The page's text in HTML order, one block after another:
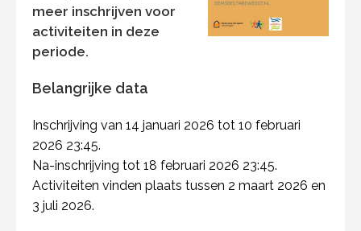
meer inschrijven voor
activiteiten in deze
periode.
Belangrijke data
Inschrijving van 14 januari 2026 tot 10 februari
2026 23:45.
Na-inschrijving tot 18 februari 2026 23:45.
Activiteiten vinden plaats tussen 2 maart 2026 en
3 juli 2026.